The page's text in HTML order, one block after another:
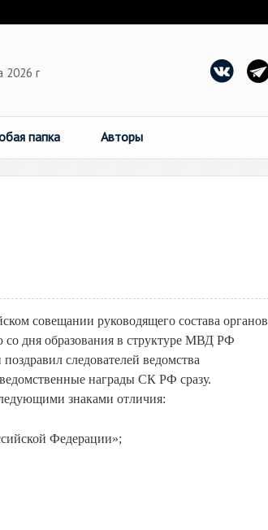
2026 г
папка Авторы
совещании руководящего состава органов
со дня образования в структуре МВД РФ
следователей ведомства
награды СК РФ сразу.
знаками отличия:
Федерации»;